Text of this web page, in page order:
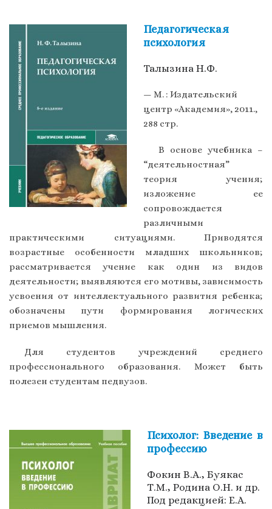
Педагогическая
психология
Талызина Н.Ф.
— М. : Издательский
центр «Академия», 2011.,
288 стр.
В основе учебника –
“деятельностная”
теория учения;
изложение ее
сопровождается
различными
практическими ситуациями. Приводятся
возрастные особенности младших школьников;
рассматривается учение как один из видов
деятельности; выявляются его мотивы, зависимость
усвоения от интеллектуального развития ребенка;
обозначены пути формирования логических
приемов мышления.
Для студентов учреждений среднего
профессионального образования. Может быть
полезен студентам педвузов.
Психолог: Введение в
профессию
Фокин В.А., Буякас
Т.М., Родина О.Н. и др.
Под редакцией: Е.А.